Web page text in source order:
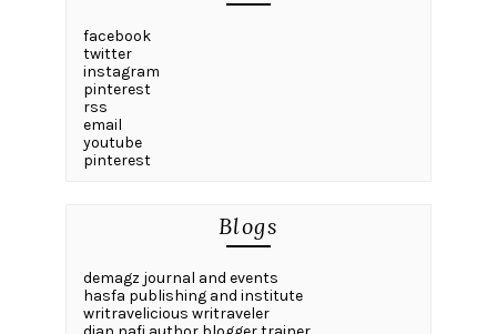
facebook
twitter
instagram
pinterest
rss
email
youtube
pinterest
Blogs
demagz journal and events
hasfa publishing and institute
writravelicious writraveler